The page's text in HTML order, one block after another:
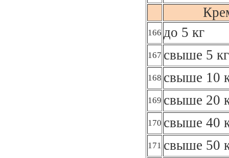
166 до 5 кг
167 свыше 5
168 свыше 10
169 свыше 20
170 свыше 40
171 свыше 50